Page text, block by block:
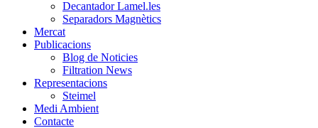
Decantador Lamel.les
Separadors Magnètics
Mercat
Publicacions
Blog de Noticies
Filtration News
Representacions
Steimel
Medi Ambient
Contacte